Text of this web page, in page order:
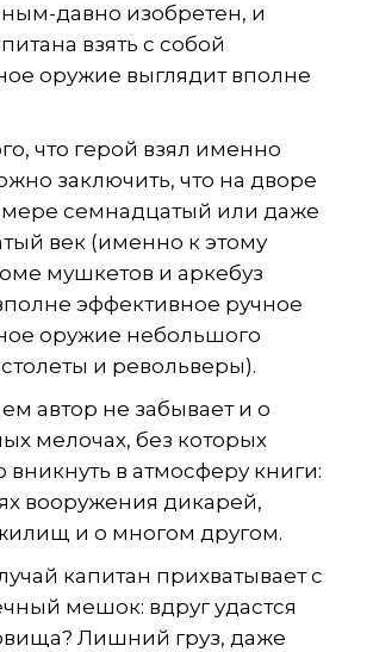
давно изобретен, и
взять с собой
оружие выглядит вполне
что герой взял именно
заключить, что на дворе
семнадцатый или даже
век (именно к этому
мушкетов и аркебуз
эффективное ручное
оружие небольшого
и револьверы).
автор не забывает и о
мелочах, без которых
в атмосферу книги:
вооружения дикарей,
и о многом другом.
капитан прихватывает с
мешок: вдруг удастся
Лишний груз, даже